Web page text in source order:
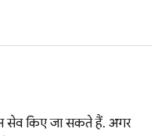
सेव किए जा सकते हैं. अगर